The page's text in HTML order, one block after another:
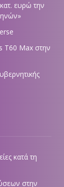
ευρώ την
T60 Max στην
κατά τη
στην